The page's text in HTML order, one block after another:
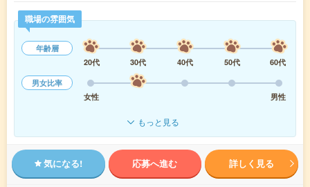
職場の雰囲気
年齢層
20代
30代 40代 50代
60代
男女比率
女性
男性
もっと見る
気になる! 応募へ進む 詳しく見る